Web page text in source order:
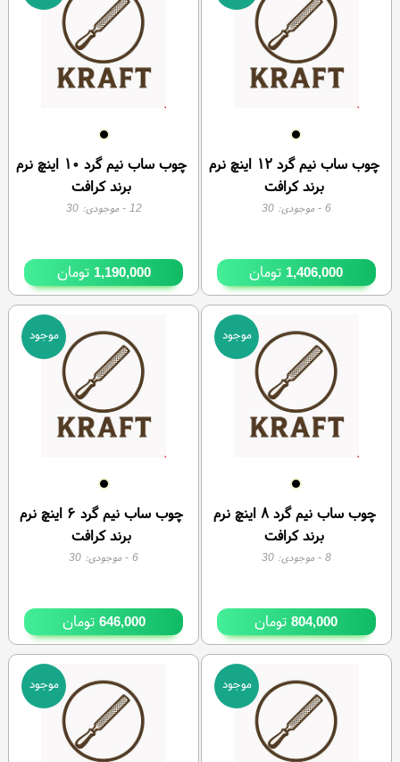
چوب ساب نیم گرد ۱۲ اینچ نرم
برند کرافت
6 - موجودی:30
1,406,000 تومان
چوب ساب نیم گرد ۱۰ اینچ نرم
برند کرافت
12 - موجودی:30
1,190,000 تومان
چوب ساب نیم گرد ۸ اینچ نرم
برند کرافت
8 - موجودی:30
804,000تومان
موجود
چوب ساب نیم گرد ۶ اینچ نرم
برند کرافت
6- موجودی: 30
646,000 تومان
موجود
موجود موجود